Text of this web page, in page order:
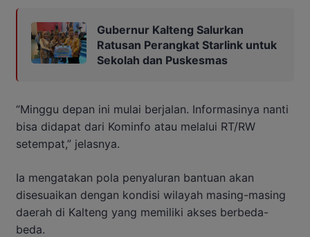
Gubernur Kalteng Salurkan
Ratusan Perangkat Starlink untuk
Sekolah dan Puskesmas
“Minggu depan ini mulai berjalan. Informasinya nanti
bisa didapat dari Kominfo atau melalui RT/RW
setempat,” jelasnya.
Ia mengatakan pola penyaluran bantuan akan
disesuaikan dengan kondisi wilayah masing-masing
daerah di Kalteng yang memiliki akses berbeda-
beda.